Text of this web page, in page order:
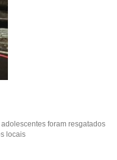
foram resgatados
locais